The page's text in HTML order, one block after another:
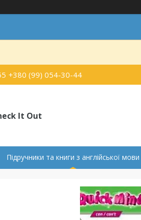
+380 (99) 054-30-44
It Out
Підручники та книги з англійської мови